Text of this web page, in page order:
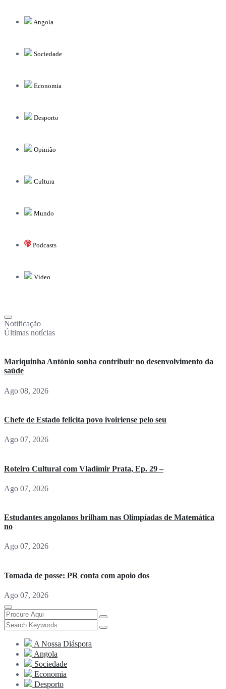
Angola
Sociedade
Economia
Desporto
Opinião
Cultura
Mundo
Podcasts
Vídeo
Notificação
Últimas notícias
Mariquinha António sonha contribuir no desenvolvimento da
saúde
Ago 08, 2026
Chefe de Estado felicita povo ivoiriense pelo seu
Ago 07, 2026
Roteiro Cultural com Vladimir Prata, Ep. 29 –
Ago 07, 2026
Estudantes angolanos brilham nas Olimpíadas de Matemática
no
Ago 07, 2026
Tomada de posse: PR conta com apoio dos
Ago 07, 2026
A Nossa Diáspora
Angola
Sociedade
Economia
Desporto